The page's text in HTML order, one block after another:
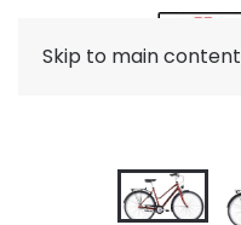
Skip to main content